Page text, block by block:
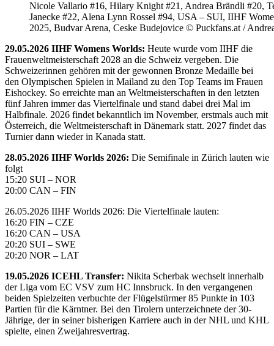
Nicole Vallario #16, Hilary Knight #21, Andrea Brändli #20,
Janecke #22, Alena Lynn Rossel #94, USA – SUI, IIHF
2025, Budvar Arena, Ceske Budejovice © Puckfans.at /
29.05.2026 IIHF Womens Worlds: Heute wurde vom IIHF die
Frauenweltmeisterschaft 2028 an die Schweiz vergeben. Die
Schweizerinnen gehören mit der gewonnen Bronze Medaille bei
den Olympischen Spielen in Mailand zu den Top Teams im Frauen
Eishockey. So erreichte man an Weltmeisterschaften in den letzten
fünf Jahren immer das Viertelfinale und stand dabei drei Mal im
Halbfinale. 2026 findet bekanntlich im November, erstmals auch mit
Österreich, die Weltmeisterschaft in Dänemark statt. 2027 findet das
Turnier dann wieder in Kanada statt.
28.05.2026 IIHF Worlds 2026: Die Semifinale in Zürich lauten wie
folgt
15:20 SUI – NOR
20:00 CAN – FIN
26.05.2026 IIHF Worlds 2026: Die Viertelfinale lauten:
16:20 FIN – CZE
16:20 CAN – USA
20:20 SUI – SWE
20:20 NOR – LAT
19.05.2026 ICEHL Transfer: Nikita Scherbak wechselt innerhalb
der Liga vom EC VSV zum HC Innsbruck. In den vergangenen
beiden Spielzeiten verbuchte der Flügelstürmer 85 Punkte in 103
Partien für die Kärntner. Bei den Tirolern unterzeichnete der 30-
Jährige, der in seiner bisherigen Karriere auch in der NHL und KHL
spielte, einen Zweijahresvertrag.